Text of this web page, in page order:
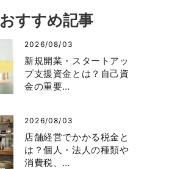
おすすめ記事
2026/08/03
新規開業・スタートアッ
プ支援資金とは？自己資
金の重要…
2026/08/03
店舗経営でかかる税金と
は？個人・法人の種類や
消費税、…